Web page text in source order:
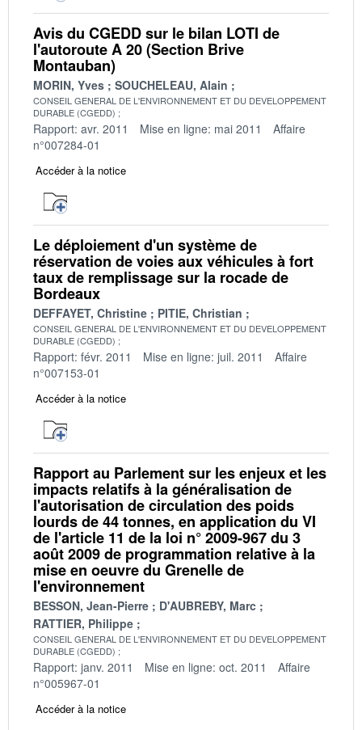
Avis du CGEDD sur le bilan LOTI de
l'autoroute A 20 (Section Brive
Montauban)
MORIN, Yves SOUCHELEAU, Alain
CONSEIL GENERAL DE L'ENVIRONNEMENT ET DU DEVELOPPEMENT
DURABLE (CGEDD)
Rapport: avr. 2011 Mise en ligne: mai 2011
Affaire
n°007284-01
Accéder à la notice
Le déploiement d'un système de
réservation de voies aux véhicules à fort
taux de remplissage sur la rocade de
Bordeaux
DEFFAYET, Christine PITIE, Christian
CONSEIL GENERAL DE L'ENVIRONNEMENT ET DU DEVELOPPEMENT
DURABLE (CGEDD)
Rapport: févr. 2011 Mise en ligne: juil. 2011
Affaire
n°007153-01
Accéder à la notice
Rapport au Parlement sur les enjeux et les
impacts relatifs à la généralisation de
l'autorisation de circulation des poids
lourds de 44 tonnes, en application du VI
de l'article 11 de la loi n° 2009-967 du 3
août 2009 de programmation relative à la
mise en oeuvre du Grenelle de
l'environnement
BESSON, Jean-Pierre
D'AUBREBY, Marc
RATTIER, Philippe
CONSEIL GENERAL DE L'ENVIRONNEMENT ET DU DEVELOPPEMENT
DURABLE (CGEDD)
Rapport: janv. 2011 Mise en ligne: oct. 2011
Affaire
n°005967-01
Accéder à la notice